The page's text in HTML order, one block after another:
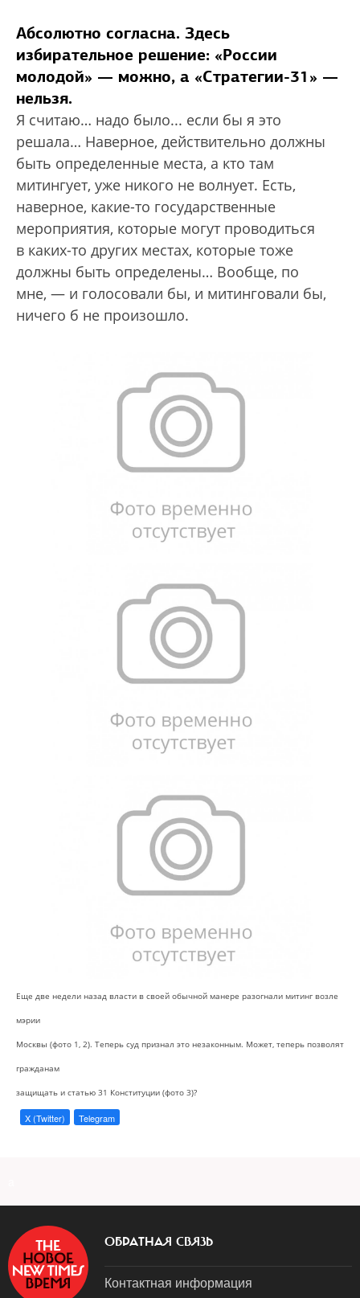
Абсолютно согласна. Здесь
избирательное решение: «России
молодой» — можно, а «Стратегии-31» —
нельзя.
Я считаю… надо было... если бы я это
решала… Наверное, действительно должны
быть определенные места, а кто там
митингует, уже никого не волнует. Есть,
наверное, какие-то государственные
мероприятия, которые могут проводиться
в каких-то других местах, которые тоже
должны быть определены… Вообще, по
мне, — и голосовали бы, и митинговали бы,
ничего б не произошло.
Еще две недели назад власти в своей обычной манере разогнали митинг возле
мэрии
Москвы (фото 1, 2). Теперь суд признал это незаконным. Может, теперь позволят
гражданам
защищать и статью 31 Конституции (фото 3)?
X (Twitter) Telegram
ОБРАТНАЯ СВЯЗЬ
Контактная информация